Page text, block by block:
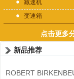
减速机
变速箱
点击更多
新品推荐
ROBERT